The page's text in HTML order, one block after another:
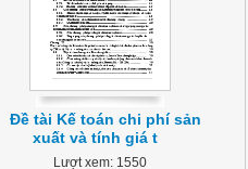
Đề tài Kế toán chi phí sản
xuất và tính giá t
Lượt xem: 1550